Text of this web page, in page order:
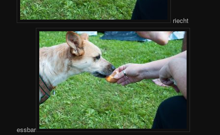
riecht
essbar